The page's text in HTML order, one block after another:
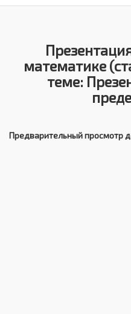
математике
теме:
Предварительный просмотр